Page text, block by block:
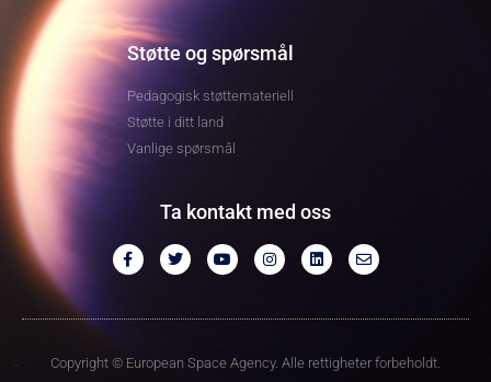
Støtte og spørsmål
Pedagogisk støttemateriell
Støtte i ditt land
Vanlige spørsmål
Ta kontakt med oss
Copyright © European Space Agency. Alle rettigheter forbeholdt.